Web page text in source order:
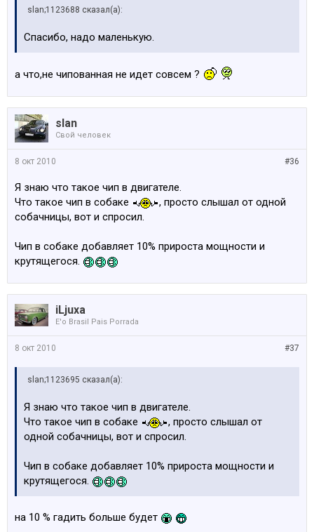
slan;1123688 сказал(а):
Cпасибо, надо маленькую.
а что,не чипованная не идет совсем ?
slan
Свой человек
#36
8 окт 2010
Я знаю что такое чип в двигателе.
Что такое чип в собаке
, просто слышал от одной
собачницы, вот и спросил.
Чип в собаке добавляет 10% прироста мощности и
крутящегося.
iLjuxa
E'o Brasil Pais Porrada
#37
8 окт 2010
slan;1123695 сказал(а):
Я знаю что такое чип в двигателе.
Что такое чип в собаке
, просто слышал от
одной собачницы, вот и спросил.
Чип в собаке добавляет 10% прироста мощности и
крутящегося.
на 10 % гадить больше будет